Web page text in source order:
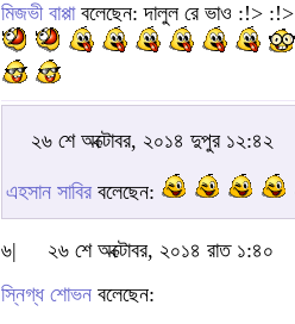
মিজভী বাপ্পাবলেছেন: দালুল রে ভাও :!> :!>
২৬ শে অক্টোবর, ২০১৪ দুপুর ১২:৪২
এহসান সাবির বলেছেন:
৬|
২৬ শে অক্টোবর, ২০১৪ রাত ১:৪০
স্নিগ্ধ শোভন বলেছেন: